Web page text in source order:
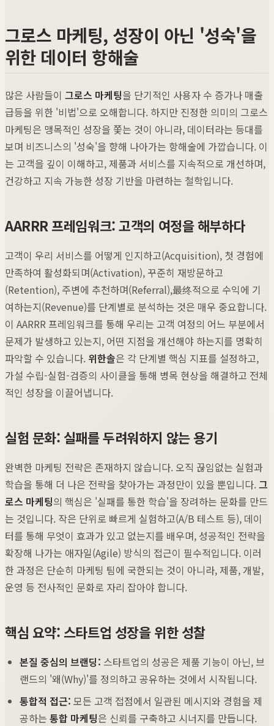
그로스 마케팅, 성장이 아닌 '성숙'을
위한 데이터 항해술
많은 사람들이 그로스 마케팅을 단기적인 사용자 수 증가나 매출
급등을 위한 '비법'으로 오해합니다. 하지만 진정한 의미의 그로스
마케팅은 맹목적인 성장을 쫓는 것이 아니라, 데이터라는 등대를
보며 비즈니스의 '성숙'을 향해 나아가는 항해술에 가깝습니다. 이
는 고객을 깊이 이해하고, 제품과 서비스를 지속적으로 개선하며,
건강하고 지속 가능한 성장 기반을 마련하는 철학입니다.
AARRR 프레임워크: 고객의 여정을 해부하다
고객이 우리 서비스를 어떻게 인지하고(Acquisition), 첫 경험에
만족하여 활성화되며(Activation), 꾸준히 재방문하고
(Retention), 주변에 추천하며(Referral),最终적으로 수익에 기
여하는지(Revenue)를 단계별로 분석하는 것은 매우 중요합니다.
이 AARRR 프레임워크를 통해 우리는 고객 여정의 어느 부분에서
문제가 발생하고 있는지, 어떤 지점을 개선해야 하는지를 명확히
파악할 수 있습니다. 위한솔은 각 단계별 핵심 지표를 설정하고,
가설 수립-실험-검증의 사이클을 통해 병목 현상을 해결하고 전체
적인 성장을 이끌어냅니다.
실험 문화: 실패를 두려워하지 않는 용기
완벽한 마케팅 전략은 존재하지 않습니다. 오직 끊임없는 실험과
학습을 통해 더 나은 전략을 찾아가는 과정만이 있을 뿐입니다.그
로스 마케팅의 핵심은 '실패를 통한 학습'을 장려하는 문화를 만드
는 것입니다. 작은 단위로 빠르게 실험하고(A/B 테스트 등), 데이
터를 통해 무엇이 효과가 있고 없는지를 배우며, 성공적인 전략을
확장해 나가는 애자일(Agile) 방식의 접근이 필수적입니다. 이러
한 과정은 단순히 마케팅 팀에 국한되는 것이 아니라, 제품, 개발,
운영 등 전사적인 문화로 자리 잡아야 합니다.
핵심 요약: 스타트업 성장을 위한 성찰
본질 중심의 브랜딩: 스타트업의 성공은 제품 기능이 아닌, 브
랜드의 '왜(Why)'를 정의하고 공유하는 것에서 시작됩니다.
통합적 접근: 모든 고객 접점에서 일관된 메시지와 경험을 제
공하는 통합 마케팅은 신뢰를 구축하고 시너지를 만듭니다.